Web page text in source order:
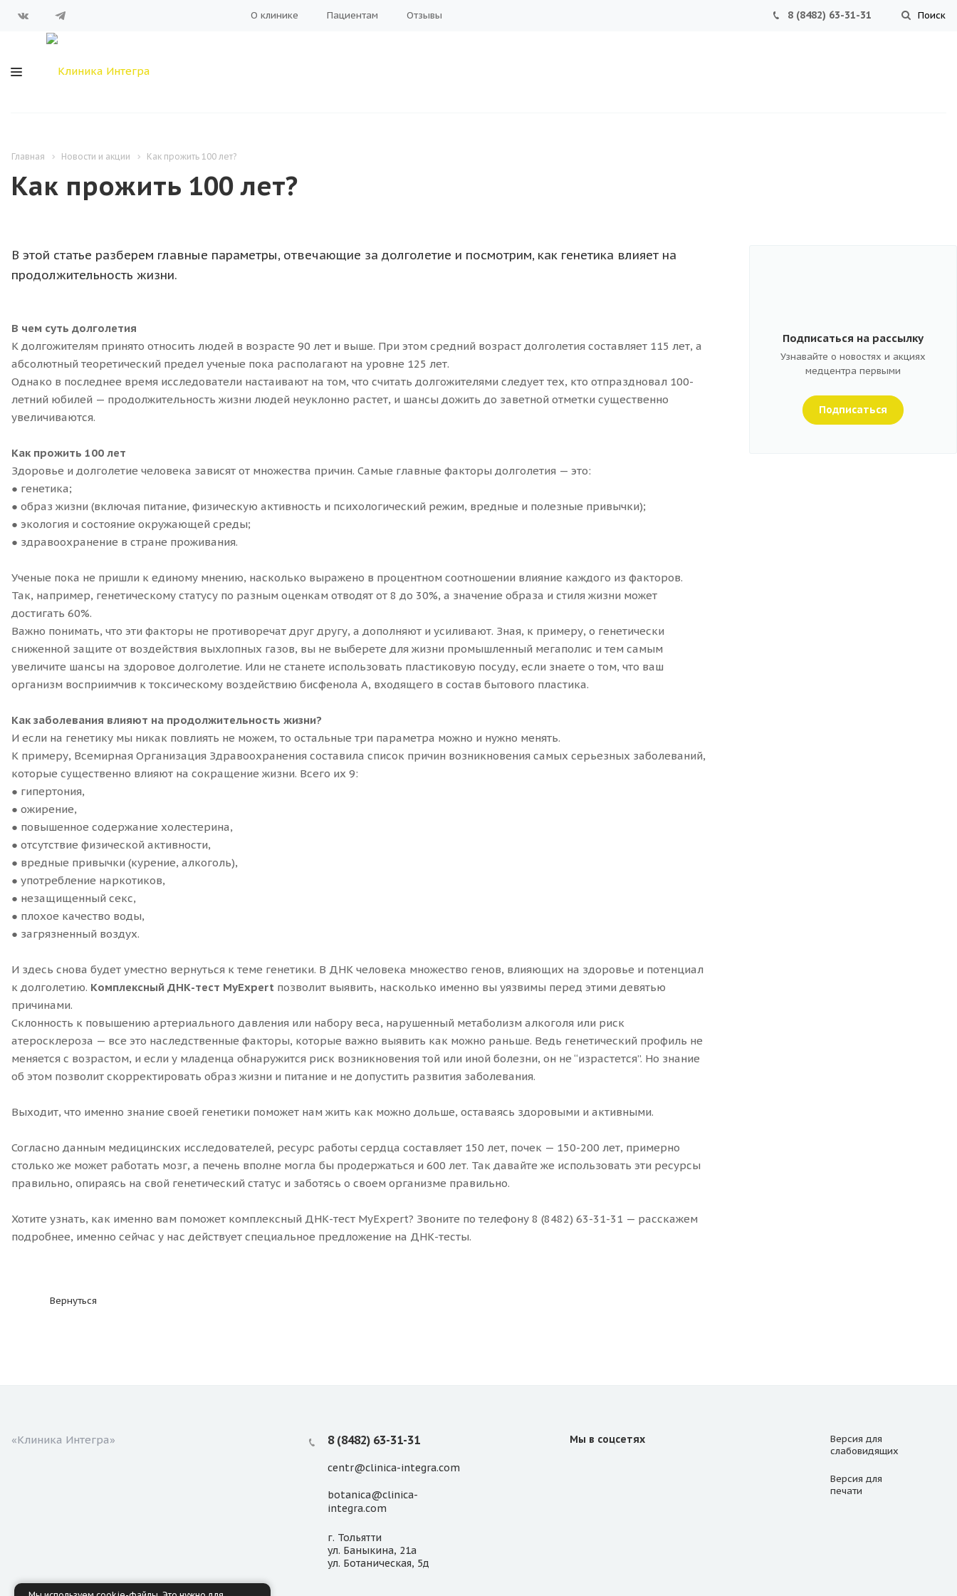
Поиск
О клинике Пациентам Отзывы 8 (8482) 63-31-31
Главная Новости и акции Как прожить 100 лет?
Как прожить 100 лет?
В этой статье разберем главные параметры, отвечающие за долголетие и посмотрим, как генетика влияет на
продолжительность жизни.
В чем суть долголетия
К долгожителям принято относить людей в возрасте 90 лет и выше. При этом средний возраст долголетия составляет 115 лет, а
абсолютный теоретический предел ученые пока располагают на уровне 125 лет.
Однако в последнее время исследователи настаивают на том, что считать долгожителями следует тех, кто отпраздновал 100-
летний юбилей — продолжительность жизни людей неуклонно растет, и шансы дожить до заветной отметки существенно
увеличиваются.
Как прожить 100 лет
Здоровье и долголетие человека зависят от множества причин. Самые главные факторы долголетия — это:
● генетика;
● образ жизни (включая питание, физическую активность и психологический режим, вредные и полезные привычки);
● экология и состояние окружающей среды;
● здравоохранение в стране проживания.
Ученые пока не пришли к единому мнению, насколько выражено в процентном соотношении влияние каждого из факторов.
Так, например, генетическому статусу по разным оценкам отводят от 8 до 30%, а значение образа и стиля жизни может
достигать 60%.
Важно понимать, что эти факторы не противоречат друг другу, а дополняют и усиливают. Зная, к примеру, о генетически
сниженной защите от воздействия выхлопных газов, вы не выберете для жизни промышленный мегаполис и тем самым
увеличите шансы на здоровое долголетие. Или не станете использовать пластиковую посуду, если знаете о том, что ваш
организм восприимчив к токсическому воздействию бисфенола А, входящего в состав бытового пластика.
Как заболевания влияют на продолжительность жизни?
И если на генетику мы никак повлиять не можем, то остальные три параметра можно и нужно менять.
К примеру, Всемирная Организация Здравоохранения составила список причин возникновения самых серьезных заболеваний,
которые существенно влияют на сокращение жизни. Всего их 9:
● гипертония,
● ожирение,
● повышенное содержание холестерина,
● отсутствие физической активности,
● вредные привычки (курение, алкоголь),
● употребление наркотиков,
● незащищенный секс,
● плохое качество воды,
● загрязненный воздух.
И здесь снова будет уместно вернуться к теме генетики. В ДНК человека множество генов, влияющих на здоровье и потенциал
к долголетию. Комплексный ДНК-тест MyExpert позволит выявить, насколько именно вы уязвимы перед этими девятью
причинами.
Склонность к повышению артериального давления или набору веса, нарушенный метаболизм алкоголя или риск
атеросклероза — все это наследственные факторы, которые важно выявить как можно раньше. Ведь генетический профиль не
меняется с возрастом, и если у младенца обнаружится риск возникновения той или иной болезни, он не “израстется”. Но знание
об этом позволит скорректировать образ жизни и питание и не допустить развития заболевания.
Выходит, что именно знание своей генетики поможет нам жить как можно дольше, оставаясь здоровыми и активными.
Согласно данным медицинских исследователей, ресурс работы сердца составляет 150 лет, почек — 150-200 лет, примерно
столько же может работать мозг, а печень вполне могла бы продержаться и 600 лет. Так давайте же использовать эти ресурсы
правильно, опираясь на свой генетический статус и заботясь о своем организме правильно.
Хотите узнать, как именно вам поможет комплексный ДНК-тест MyExpert? Звоните по телефону 8 (8482) 63-31-31 — расскажем
подробнее, именно сейчас у нас действует специальное предложение на ДНК-тесты.
Подписаться на рассылку
Узнавайте о новостях и акциях
медцентра первыми
Подписаться
Вернуться
«Клиника Интегра» 8 (8482) 63-31-31
centr@clinica-integra.com
botanica@clinica-
integra.com
г. Тольятти
ул. Баныкина, 21а
ул. Ботаническая, 5д
Мы в соцсетях
Версия для
слабовидящих
Версия для
печати